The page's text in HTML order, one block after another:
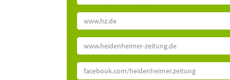
www.hz.de
www.heidenheimer-zeitung.de
facebook.com/heidenheimer.zeitung